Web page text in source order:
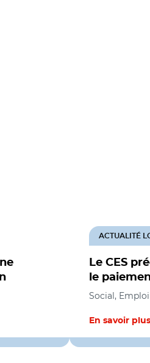
Le CES
le
ACTUALITÉ
Social, Emploi
En savoir plus